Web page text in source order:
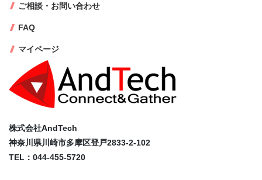
株式会社AndTech
神奈川県川崎市多摩区登戸2833-2-102
TEL：044-455-5720
ご相談・お問い合わせ
FAQ
マイページ